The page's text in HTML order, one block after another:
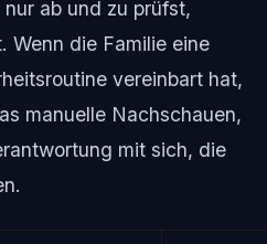
ab und zu prüfst,
Wenn die Familie eine
vereinbart hat,
manuelle Nachschauen,
mit sich, die